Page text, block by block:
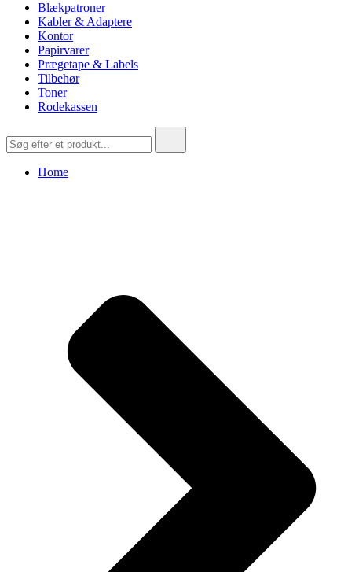
Blækpatroner
Kabler & Adaptere
Kontor
Papirvarer
Prægetape & Labels
Tilbehør
Toner
Rodekassen
efter:
Home